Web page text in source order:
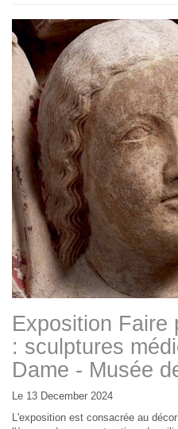
Exposition Faire
: sculptures
Dame - Musée
Le 13 December 2024
L'exposition est consacrée au